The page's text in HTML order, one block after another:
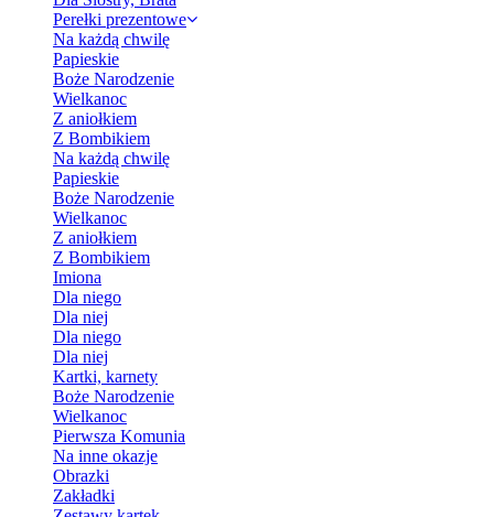
Perełki prezentowe
Na każdą chwilę
Papieskie
Boże Narodzenie
Wielkanoc
Z aniołkiem
Z Bombikiem
Na każdą chwilę
Papieskie
Boże Narodzenie
Wielkanoc
Z aniołkiem
Z Bombikiem
Imiona
Dla niego
Dla niej
Dla niego
Dla niej
Kartki, karnety
Boże Narodzenie
Wielkanoc
Pierwsza Komunia
Na inne okazje
Obrazki
Zakładki